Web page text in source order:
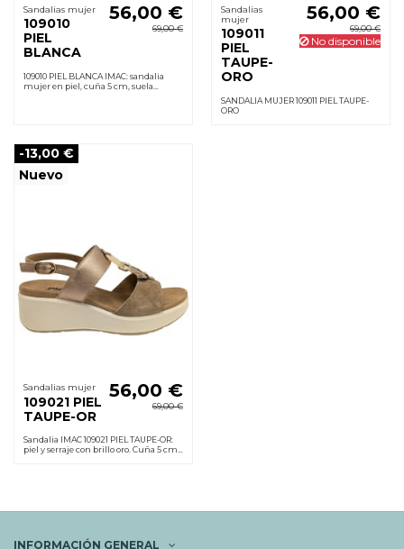
Sandalias mujer
109010
PIEL
BLANCA
56,00 €
69,00 €
109010 PIEL BLANCA IMAC: sandalia
mujer en piel, cuña 5 cm, suela
Sandalias
mujer
109011
PIEL
TAUPE-
ORO
56,00 €
69,00 €
No disponible
SANDALIA MUJER 109011 PIEL TAUPE-
ORO
-13,00 €
Nuevo
Sandalias mujer
109021 PIEL
TAUPE-OR
56,00 €
69,00 €
Sandalia IMAC 109021 PIEL TAUPE-OR:
piel y serraje con brillo oro. Cuña 5 cm,
INFORMACIÓN GENERAL